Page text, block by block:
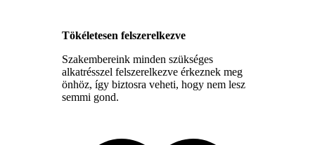
Tökéletesen felszerelkezve
Szakembereink minden szükséges
alkatrésszel felszerelkezve érkeznek meg
önhöz, így biztosra veheti, hogy nem lesz
semmi gond.